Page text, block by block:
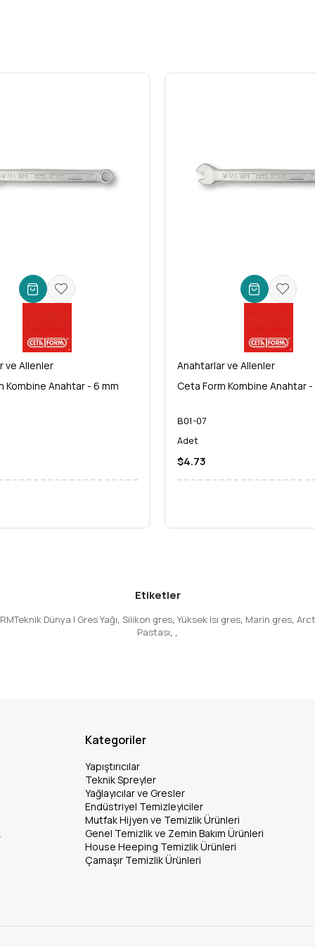
ve Allenler
Kombine Anahtar - 6 mm
Anahtarlar ve Allenler
Ceta Form Kombine Anahtar -
B01-07
Adet
$4.73
Etiketler
Dünya | Gres Yağı, Silikon gres, Yüksek Isı gres, Marin gres,
Pastası, ,
Kategoriler
Yapıştırıcılar
Teknik Spreyler
Yağlayıcılar ve Gresler
Endüstriyel Temizleyiciler
Mutfak Hijyen ve Temizlik Ürünleri
Genel Temizlik ve Zemin Bakım Ürünleri
House Heeping Temizlik Ürünleri
Çamaşır Temizlik Ürünleri